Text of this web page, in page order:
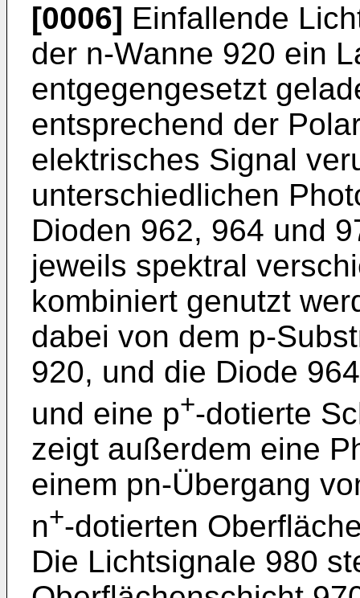
[0006] Einfallende
der n-Wanne 920 ein
entgegengesetzt
entsprechend der
elektrisches Signal
unterschiedlichen
Dioden 962, 964 und
jeweils spektral
kombiniert genutzt
dabei von dem p-
920, und die Diode
und eine p+-dotierte
zeigt außerdem eine
einem pn-Übergang
n+-dotierten
Die Lichtsignale 980